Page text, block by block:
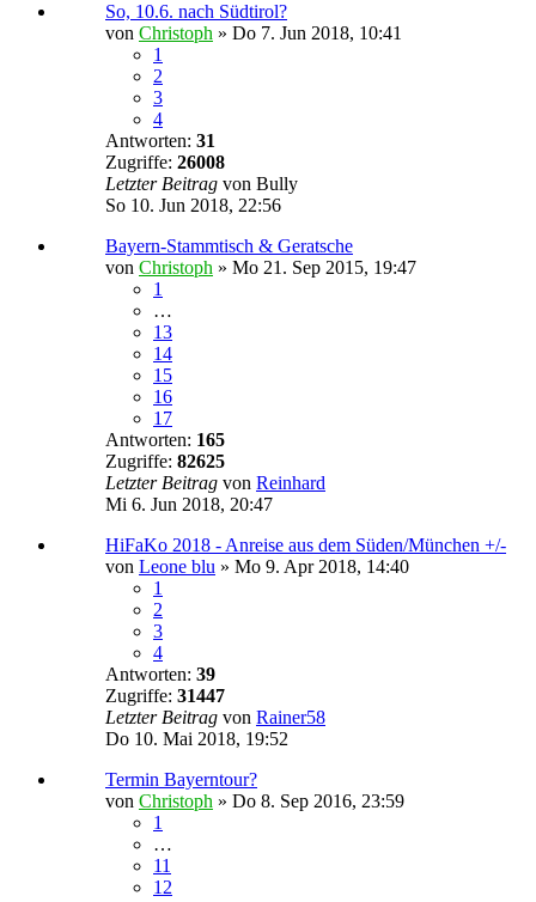
So, 10.6. nach Südtirol?
von Christoph » Do 7. Jun 2018, 10:41
1
2
3
4
Antworten: 31
Zugriffe: 26008
Letzter Beitrag von Bully
So 10. Jun 2018, 22:56
Bayern-Stammtisch & Geratsche
von Christoph » Mo 21. Sep 2015, 19:47
1
…
13
14
15
16
17
Antworten: 165
Zugriffe: 82625
Letzter Beitrag von Reinhard
Mi 6. Jun 2018, 20:47
HiFaKo 2018 - Anreise aus dem Süden/München +/-
von Leone blu » Mo 9. Apr 2018, 14:40
1
2
3
4
Antworten: 39
Zugriffe: 31447
Letzter Beitrag von Rainer58
Do 10. Mai 2018, 19:52
Termin Bayerntour?
von Christoph » Do 8. Sep 2016, 23:59
1
…
11
12